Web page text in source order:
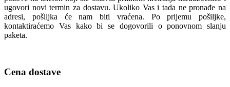
ugovori novi termin za dostavu. Ukoliko Vas i tada ne pronađe na
adresi, pošiljka će nam biti vraćena. Po prijemu pošiljke,
kontaktiraćemo Vas kako bi se dogovorili o ponovnom slanju
paketa.
Cena dostave